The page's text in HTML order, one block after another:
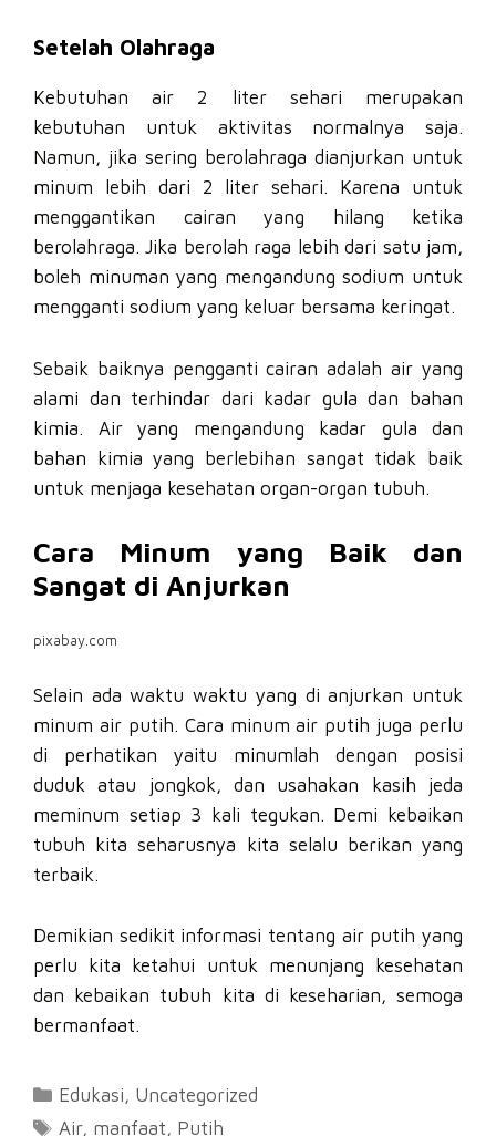
Setelah Olahraga
Kebutuhan air 2 liter sehari merupakan
kebutuhan untuk aktivitas normalnya saja.
Namun, jika sering berolahraga dianjurkan untuk
minum lebih dari 2 liter sehari. Karena untuk
menggantikan cairan yang hilang ketika
berolahraga. Jika berolah raga lebih dari satu jam,
boleh minuman yang mengandung sodium untuk
mengganti sodium yang keluar bersama keringat.
Sebaik baiknya pengganti cairan adalah air yang
alami dan terhindar dari kadar gula dan bahan
kimia. Air yang mengandung kadar gula dan
bahan kimia yang berlebihan sangat tidak baik
untuk menjaga kesehatan organ-organ tubuh.
Cara Minum yang Baik dan
Sangat di Anjurkan
pixabay.com
Selain ada waktu waktu yang di anjurkan untuk
minum air putih. Cara minum air putih juga perlu
di perhatikan yaitu minumlah dengan posisi
duduk atau jongkok, dan usahakan kasih jeda
meminum setiap 3 kali tegukan. Demi kebaikan
tubuh kita seharusnya kita selalu berikan yang
terbaik.
Demikian sedikit informasi tentang air putih yang
perlu kita ketahui untuk menunjang kesehatan
dan kebaikan tubuh kita di keseharian, semoga
bermanfaat.
Kategori
Edukasi, Uncategorized
Tag
Air, manfaat, Putih